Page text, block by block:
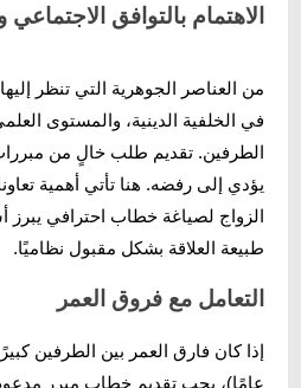
الاهتمام بالتوافق الاجتماعي
من العناصر الجوهرية التي تنظر
في الخلفية الدينية، والمستوى
الطرفين. تقديم طلب خالٍ من
يؤدي إلى رفضه. هنا تأتي أهمية
الزواج لصياغة خطاب احترافي يبرز
طبيعة العلاقة بشكل مقبول نظاميًا.
التعامل مع فروق العمر
عامًا)، يجب تقديم خطاب مبرر مدعوم